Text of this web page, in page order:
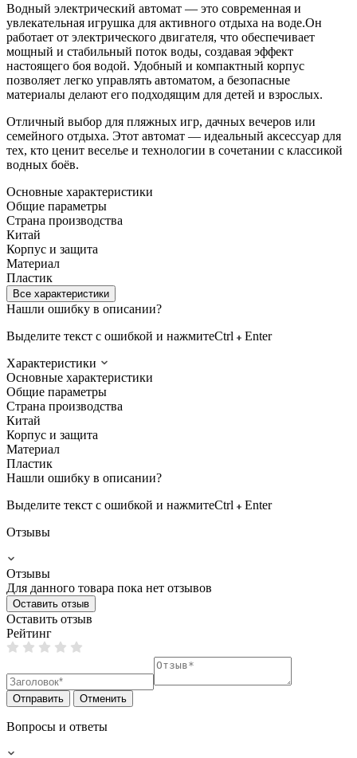
Водный электрический автомат — это современная и
увлекательная игрушка для активного отдыха на воде.Он
работает от электрического двигателя, что обеспечивает
мощный и стабильный поток воды, создавая эффект
настоящего боя водой. Удобный и компактный корпус
позволяет легко управлять автоматом, а безопасные
материалы делают его подходящим для детей и взрослых.
Отличный выбор для пляжных игр, дачных вечеров или
семейного отдыха. Этот автомат — идеальный аксессуар для
тех, кто ценит веселье и технологии в сочетании с классикой
водных боёв.
Основные характеристики
Общие параметры
Страна производства
Китай
Корпус и защита
Материал
Пластик
Все характеристики
Нашли ошибку в описании?
Выделите текст с ошибкой и нажмитеCtrl
Enter
Характеристики
Основные характеристики
Общие параметры
Страна производства
Китай
Корпус и защита
Материал
Пластик
Нашли ошибку в описании?
Выделите текст с ошибкой и нажмитеCtrl
Enter
Отзывы
Отзывы
Для данного товара пока нет отзывов
Оставить отзыв
Оставить отзыв
Рейтинг
Отправить Отменить
Вопросы и ответы